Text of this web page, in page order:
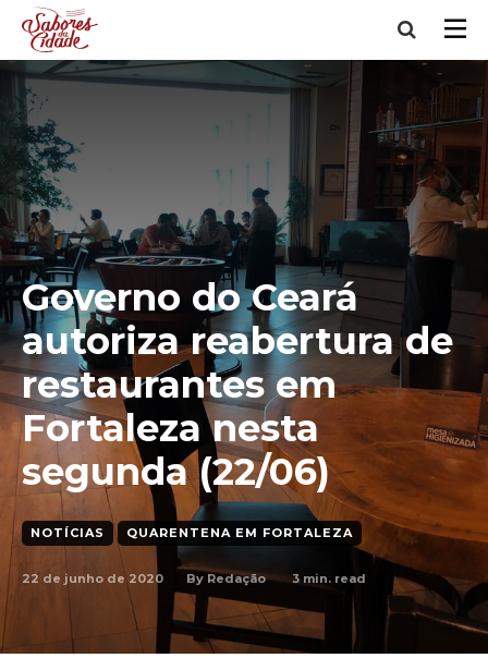
Governo do Ceará
autoriza reabertura de
restaurantes em
Fortaleza nesta
segunda (22/06)
NOTÍCIAS QUARENTENA EM FORTALEZA
22 de junho de 2020 By Redação 3 min. read